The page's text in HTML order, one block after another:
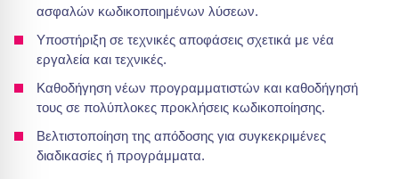
ασφαλών κωδικοποιημένων λύσεων.
Υποστήριξη σε τεχνικές αποφάσεις σχετικά με νέα
εργαλεία και τεχνικές.
Καθοδήγηση νέων προγραμματιστών και καθοδήγησή
τους σε πολύπλοκες προκλήσεις κωδικοποίησης.
Βελτιστοποίηση της απόδοσης για συγκεκριμένες
διαδικασίες ή προγράμματα.